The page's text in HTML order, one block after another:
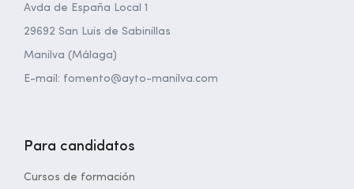
Avda de España Local 1
29692 San Luis de Sabinillas
Manilva (Málaga)
E-mail: fomento@ayto-manilva.com
Para candidatos
Cursos de formación